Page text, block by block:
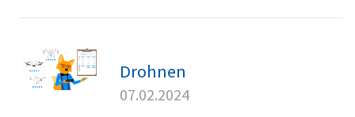
Drohnen
07.02.2024